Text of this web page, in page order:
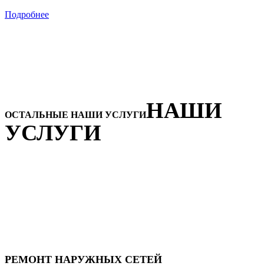
Подробнее
ОСТАЛЬНЫЕ НАШИ УСЛУГИНАШИ
УСЛУГИ
РЕМОНТ НАРУЖНЫХ СЕТЕЙ